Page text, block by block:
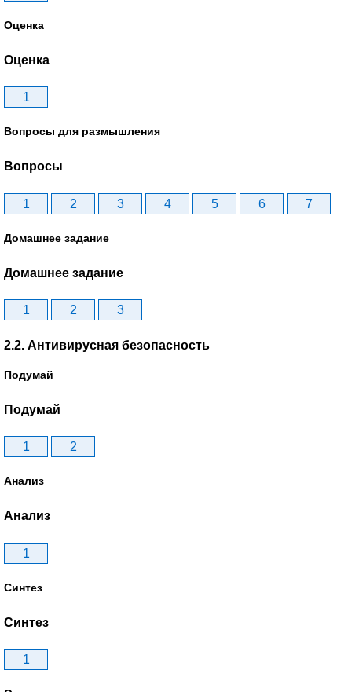
Оценка
Оценка
1
Вопросы для размышления
Вопросы
1 2 3 4 5 6 7
Домашнее задание
Домашнее задание
1 2 3
2.2. Антивирусная безопасность
Подумай
Подумай
1 2
Анализ
Анализ
1
Синтез
Синтез
1